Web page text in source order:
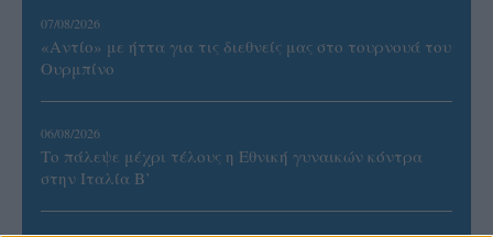
07/08/2026
«Αντίο» με ήττα για τις διεθνείς μας στο τουρνουά του
Ουρμπίνο
06/08/2026
Το πάλεψε μέχρι τέλους η Εθνική γυναικών κόντρα
στην Ιταλία Β’